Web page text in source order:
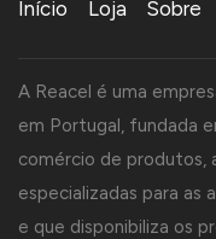
Início Loja Sobre
A Reacel é uma
em Portugal, fundada
comércio de produtos,
especializadas para as
e que disponibiliza os